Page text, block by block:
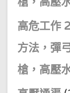
高危工作
方法，彈
槍，高壓